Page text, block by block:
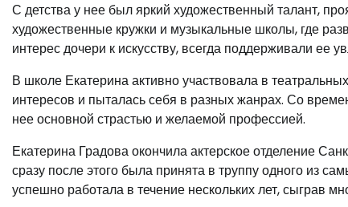
С детства у нее был яркий художественный талант,
художественные кружки и музыкальные школы, где
интерес дочери к искусству, всегда поддерживали ее
В школе Екатерина активно участвовала в
интересов и пыталась себя в разных жанрах. Со
нее основной страстью и желаемой профессией.
Екатерина Градова окончила актерское отделение
сразу после этого была принята в труппу одного из
успешно работала в течение нескольких лет, сыграв